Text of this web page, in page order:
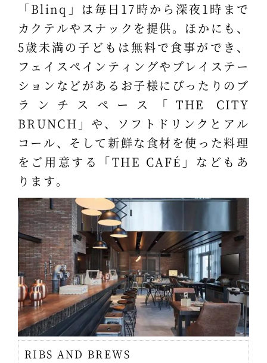
「Blinq」は毎日17時から深夜1時まで
カクテルやスナックを提供。ほかにも、
5歳未満の子どもは無料で食事ができ、
フェイスペインティングやプレイステー
ションなどがあるお子様にぴったりのブ
ランチスペース「THE CITY
BRUNCH」や、ソフトドリンクとアル
コール、そして新鮮な食材を使った料理
をご用意する「THE CAFÉ」などもあ
ります。
RIBS AND BREWS